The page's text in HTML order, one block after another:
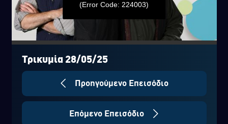
0
seconds
seconds
(Error Code: 224003)
Τρικυμία 28/05/25
Προηγούμενο Επεισόδιο
Επόμενο Επεισόδιο